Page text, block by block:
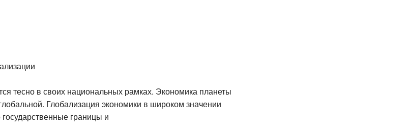
тесно в своих национальных рамках. Экономика планеты
Глобализация экономики в широком значении
государственные границы и